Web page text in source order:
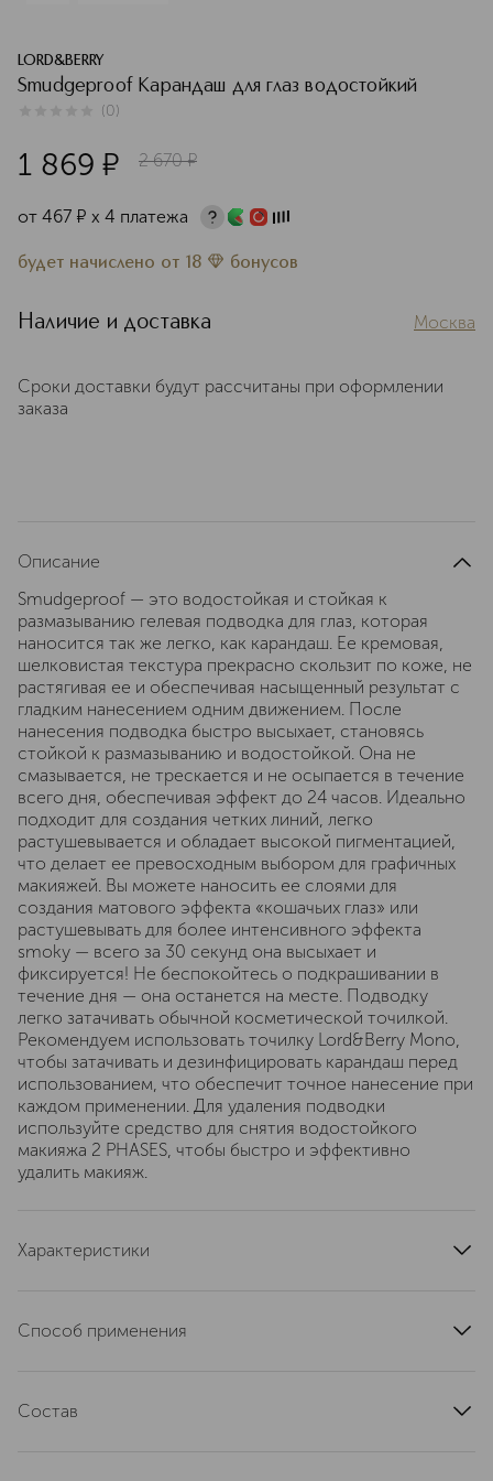
LORD&BERRY
Smudgeproof Карандаш для глаз водостойкий
(0)
1 869 ¤ 2 670 ¤
от 467 ¤ х 4 платежа
будет начислено от 18 бонусов
Наличие и доставка Москва
Сроки доставки будут рассчитаны при оформлении
заказа
Описание
Smudgeproof — это водостойкая и стойкая к
размазыванию гелевая подводка для глаз, которая
наносится так же легко, как карандаш. Ее кремовая,
шелковистая текстура прекрасно скользит по коже, не
растягивая ее и обеспечивая насыщенный результат с
гладким нанесением одним движением. После
нанесения подводка быстро высыхает, становясь
стойкой к размазыванию и водостойкой. Она не
смазывается, не трескается и не осыпается в течение
всего дня, обеспечивая эффект до 24 часов. Идеально
подходит для создания четких линий, легко
растушевывается и обладает высокой пигментацией,
что делает ее превосходным выбором для графичных
макияжей. Вы можете наносить ее слоями для
создания матового эффекта «кошачьих глаз» или
растушевывать для более интенсивного эффекта
smoky — всего за 30 секунд она высыхает и
фиксируется! Не беспокойтесь о подкрашивании в
течение дня — она останется на месте. Подводку
легко затачивать обычной косметической точилкой.
Рекомендуем использовать точилку Lord&Berry Mono,
чтобы затачивать и дезинфицировать карандаш перед
использованием, что обеспечит точное нанесение при
каждом применении. Для удаления подводки
используйте средство для снятия водостойкого
макияжа 2 PHASES, чтобы быстро и эффективно
удалить макияж.
Характеристики
Способ применения
Продлите линию наружу, чтобы создать желаемую
Состав